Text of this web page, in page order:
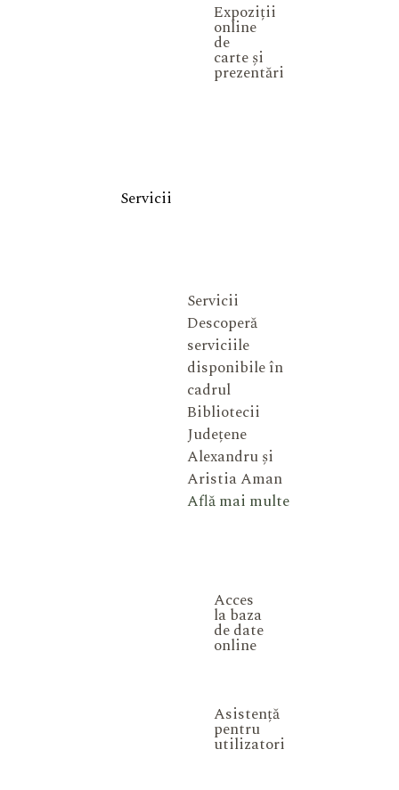
Expoziții
online
de
carte și
prezentări
Servicii
Servicii
Descoperă
serviciile
disponibile în
cadrul
Bibliotecii
Județene
Alexandru și
Aristia Aman
Află mai multe
Acces
la baza
de date
online
Asistență
pentru
utilizatori